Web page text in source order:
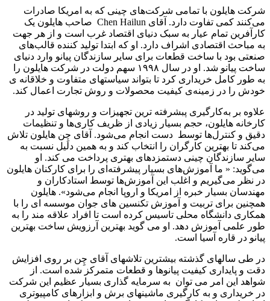
شرکت هایلون با تمامی شرکت‌های چینی که به امریکا صادرات
می‌کنند کمی تفاوت دارد. آقای Chen Hailun صاحب هایلون یک
کارآفرین تمام عیار به سبک دنیای اقتصاد غرب است و از هر جهت
به مباحث اقتصادی اشراف دارد. او که ابتدا تولید کننده قالب‌های
صنعتی بود با ساخت قطعات برای سایر سازندگان پیانو وارد دنیای
ساخت پیانو شد. او در سال ۱۹۹۸ سهم دولت در شرکت هایلون را
به طور کامل خریداری کرد تا بتواند سیاستهای متفاوت و خلاقانه ی
خودش را در زمینه‌ی کیفیت محصولات و روش تجارت اعمال کند.
علاوه بر به‌کارگیری پبشرفته ترین تجهیزات و روشهای تولید در
کارخانه هایلون، حجم بسیار زیادی از ظریف کاری‌ها و تنظیمات
دقیق و کنترل‌ها توسط دست انجام می‌شود. آقای چِن هایلون تلاش‌
می‌کند تا بهترین کارگران را انتخاب کند و به همین دلیل نسبت به
سایر سازندگان چینی دستمزدهای بهتری پرداخت می کند. او
می‌گوید: «‌ ما آموزش‌های بسیار پیشرفته‌ای را برای کارکنان هایلون
در نظر می‌گیریم و اغلب این آموزش‌ها توسط استادکاران و
مهندسان بسیار خبره از امریکا و اروپا انجام می‌شود». هایلون
همچنین برای تربیت و آموزش تکنسین های جوان موسسه ای را با
همکاری دانشگاه محلی تاسیس کرده است تا افراد علاقه مند را به
طور علمی آموزش دهد. او می گوید بهترین آرزویش ساخت بهترین
پیانو در قاره آسیا است.
در طی سالهای گذشته بیشترین تلاشهای آقای چِن بر روی افزایش
دقت و پایداری کیفیت پیانوها و قطعات متمرکز شده است. از
شواهد این امر می توان به سرمایه گذاری بسیار عظیم این شرکت
در خریداری و به کارگیری ماشینهای برش و ابزارهای کامپیوتری